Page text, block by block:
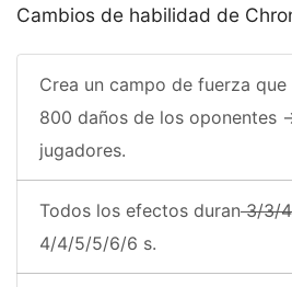
Cambios de habilidad de
Crea un campo de fuerza que
800 daños de los oponentes
jugadores.
Todos los efectos duran3/3/
4/4/5/5/6/6 s.